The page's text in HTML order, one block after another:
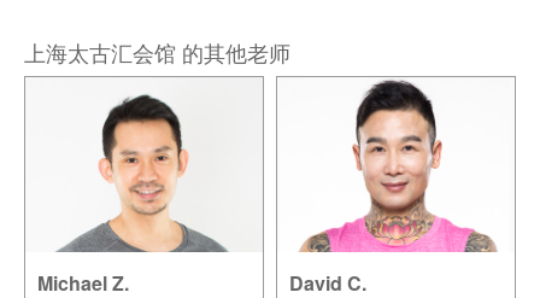
上海太古汇会馆 的其他老师
Michael Z. David C.